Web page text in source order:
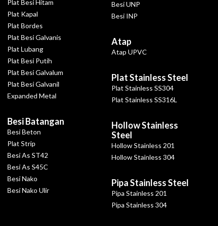
Plat Besi Hitam
Plat Kapal
Plat Bordes
Plat Besi Galvanis
Plat Lubang
Plat Besi Putih
Plat Besi Galvalum
Plat Besi Galvanil
Expanded Metal
Besi Batangan
Besi Beton
Plat Strip
Besi As ST42
Besi As S45C
Besi Nako
Besi Nako Ulir
Besi UNP
Besi INP
Atap
Atap UPVC
Plat Stainless Steel
Plat Stainless SS304
Plat Stainless SS316L
Hollow Stainless
Steel
Hollow Stainless 201
Hollow Stainless 304
Pipa Stainless Steel
Pipa Stainless 201
Pipa Stainless 304